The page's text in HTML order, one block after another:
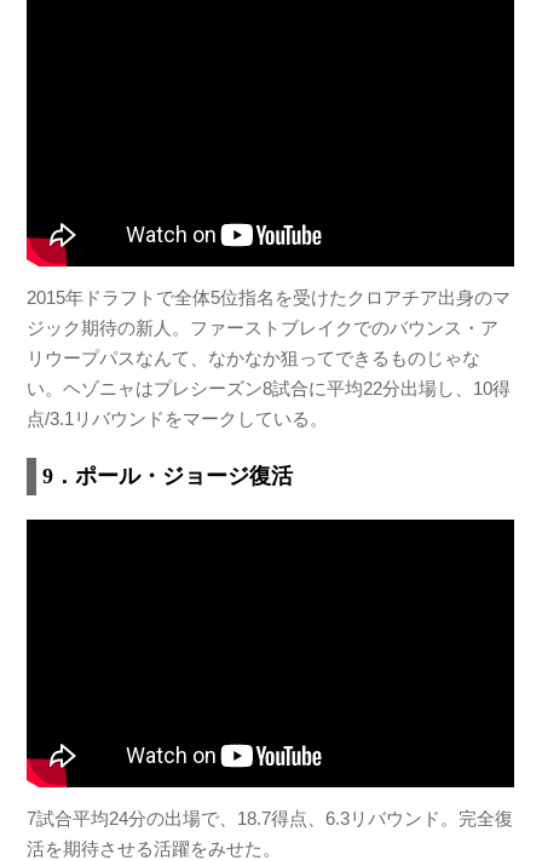
2015年ドラフトで全体5位指名を受けたクロアチア出身のマ
ジック期待の新人。ファーストブレイクでのバウンス・ア
リウープパスなんて、なかなか狙ってできるものじゃな
い。ヘゾニャはプレシーズン8試合に平均22分出場し、10得
点/3.1リバウンドをマークしている。
9．ポール・ジョージ復活
7試合平均24分の出場で、18.7得点、6.3リバウンド。完全復
活を期待させる活躍をみせた。